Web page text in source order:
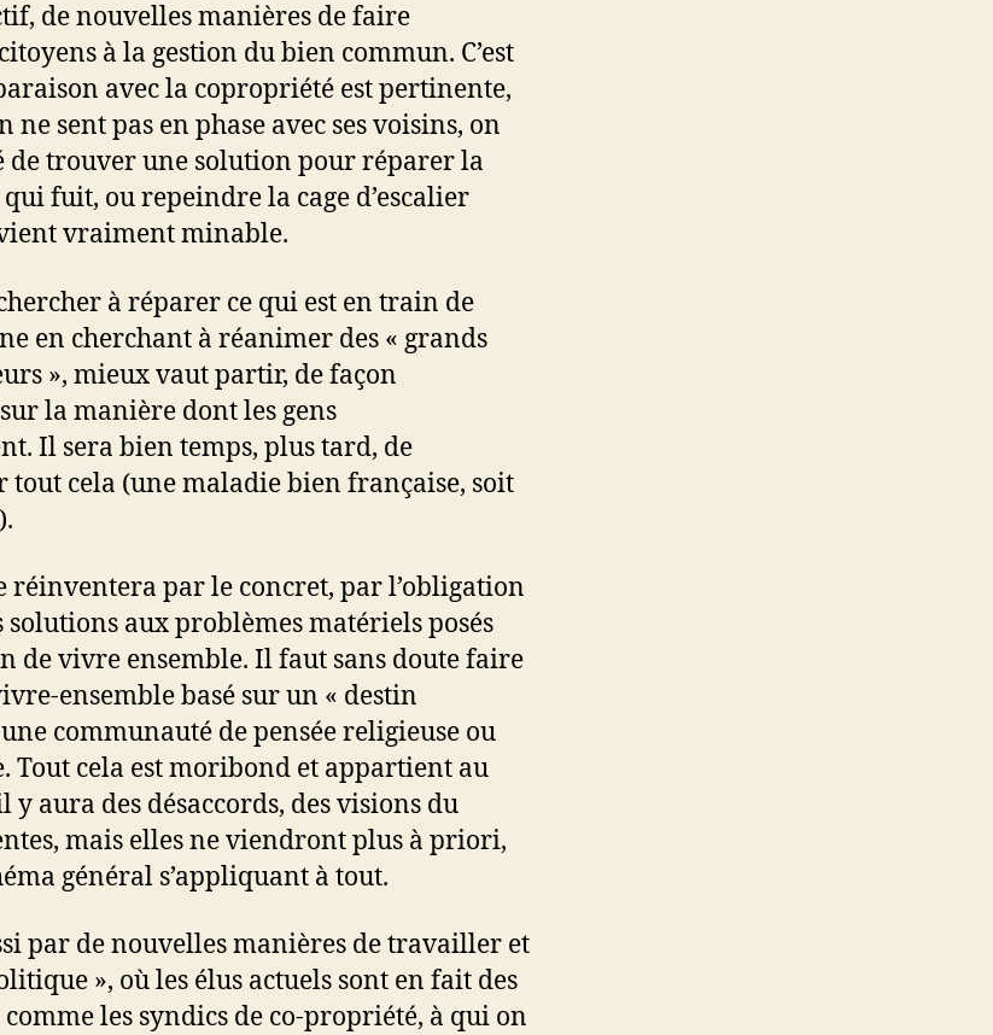
de nouvelles manières de faire
à la gestion du bien commun. C’est
avec la copropriété est pertinente,
ne sent pas en phase avec ses voisins, on
de trouver une solution pour réparer la
qui fuit, ou repeindre la cage d’escalier
vraiment minable.
à réparer ce qui est en train de
en cherchant à réanimer des « grands
», mieux vaut partir, de façon
la manière dont les gens
Il sera bien temps, plus tard, de
tout cela (une maladie bien française, soit
réinventera par le concret, par l’obligation
solutions aux problèmes matériels posés
de vivre ensemble. Il faut sans doute faire
ensemble basé sur un « destin
communauté de pensée religieuse ou
Tout cela est moribond et appartient au
y aura des désaccords, des visions du
mais elles ne viendront plus à priori,
général s’appliquant à tout.
par de nouvelles manières de travailler et
», où les élus actuels sont en fait des
les syndics de co-propriété, à qui on